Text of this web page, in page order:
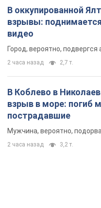
В оккупированной
взрывы:
видео
Город, вероятно, подвергся
2 часа назад 2,7 т.
В Коблево в
взрыв в море: погиб
пострадавшие
Мужчина, вероятно,
2 часа назад 3,2 т.